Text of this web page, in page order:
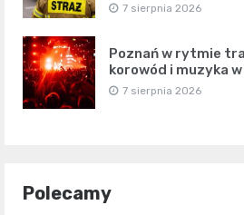
7 sierpnia 2026
Poznań w rytmie
korowód i muzyka
7 sierpnia 2026
Polecamy